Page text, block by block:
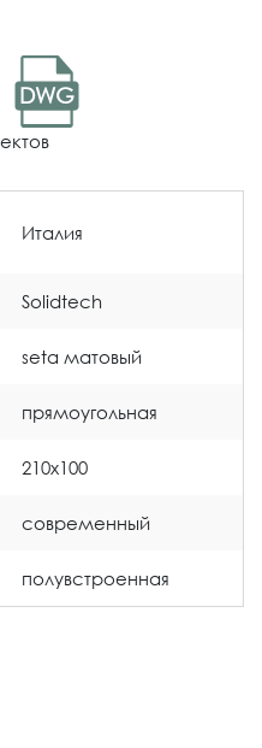
DWG
Италия
Solidtech
seta матовый
прямоугольная
210x100
современный
полувстроенная